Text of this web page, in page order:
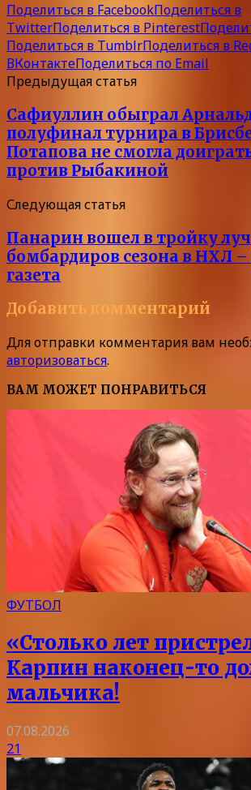
Поделиться в FacebookПоделиться в
TwitterПоделиться в Pinterest
Поделиться в TumblrПоделиться в
ВКонтактеПоделиться по Email
Предыдущая статья
Сафиуллин обыграл
полуфинал турнира в
Потапова не смогла
против Рыбакиной
Следующая статья
Панарин вошел в тройку
бомбардиров сезона в НХЛ –
газета
Добавить комментарий
Для отправки комментария вам
авторизоваться.
ВАМ МОЖЕТ ПОНРАВИТЬСЯ
ФУТБОЛ
«Столько лет
Карпин наконец-то
мальчика!
07.08.2026
21